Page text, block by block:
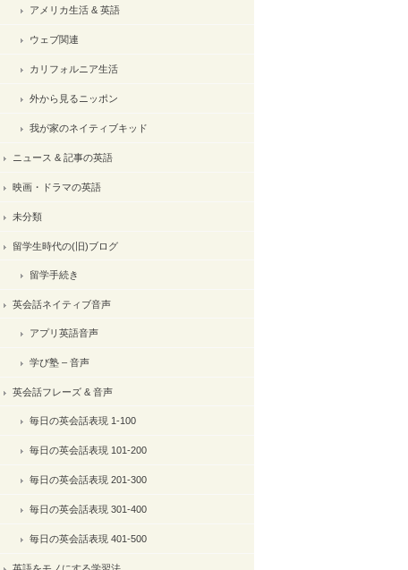
アメリカ生活 & 英語
ウェブ関連
カリフォルニア生活
外から見るニッポン
我が家のネイティブキッド
ニュース & 記事の英語
映画・ドラマの英語
未分類
留学生時代の(旧)ブログ
留学手続き
英会話ネイティブ音声
アプリ英語音声
学び塾 – 音声
英会話フレーズ & 音声
毎日の英会話表現 1-100
毎日の英会話表現 101-200
毎日の英会話表現 201-300
毎日の英会話表現 301-400
毎日の英会話表現 401-500